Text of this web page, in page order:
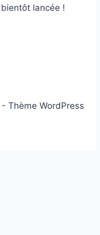
lancée !
Thème WordPress